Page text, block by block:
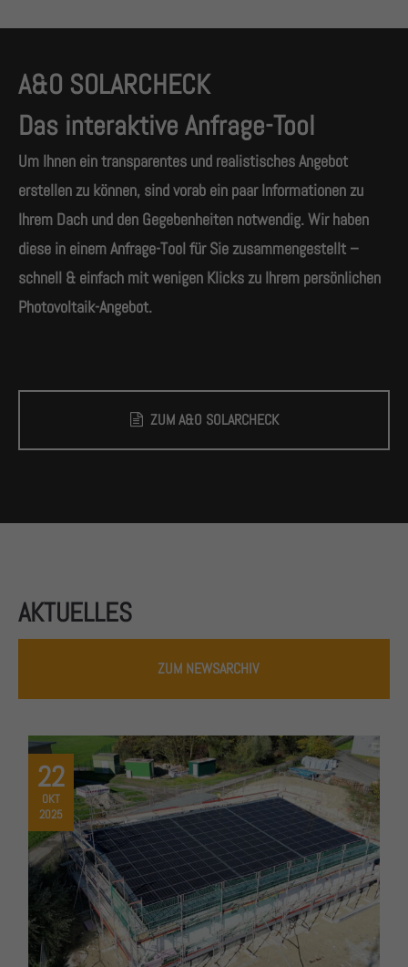
A&O SOLARCHECK
Das interaktive Anfrage-Tool
Um Ihnen ein transparentes und realistisches Angebot
erstellen zu können, sind vorab ein paar Informationen zu
Ihrem Dach und den Gegebenheiten notwendig. Wir haben
diese in einem Anfrage-Tool für Sie zusammengestellt –
schnell & einfach mit wenigen Klicks zu Ihrem persönlichen
Photovoltaik-Angebot.
ZUM A&O SOLARCHECK
AKTUELLES
ZUM NEWSARCHIV
22
OKT
2025